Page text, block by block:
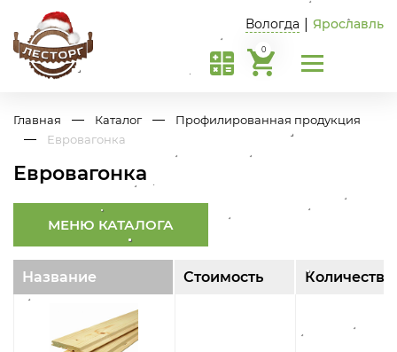
Вологда Ярославль
0
Главная Каталог
Профилированная продукция
Евровагонка
Евровагонка
МЕНЮ КАТАЛОГА
Название Стоимость Количество